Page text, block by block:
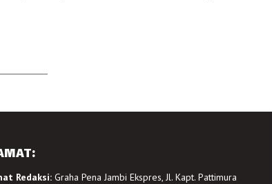
Redaksi:Graha Pena Jambi Ekspres, Jl. Kapt. Pattimura